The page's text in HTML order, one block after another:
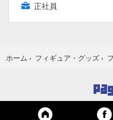
正社員
ホーム › フィギュア・グッズ ›